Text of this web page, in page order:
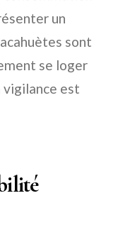
un
sont
se loger
vigilance est